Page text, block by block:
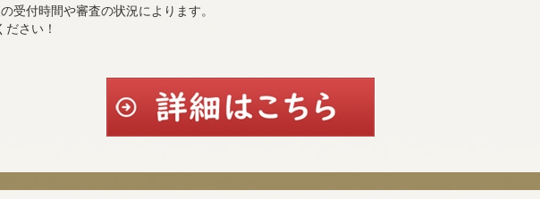
受付時間や審査の状況によります。
さい！